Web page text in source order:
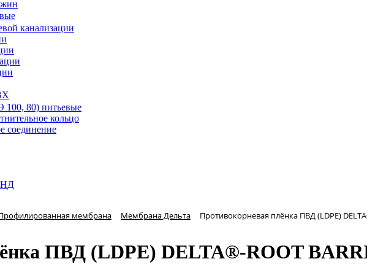
канализации
80) питьевые
кольцо
соединение
мембрана Мембрана Дельта Противокорневая плёнка ПВД (LDPE)
ПВД (LDPE) DELTA®-ROOT